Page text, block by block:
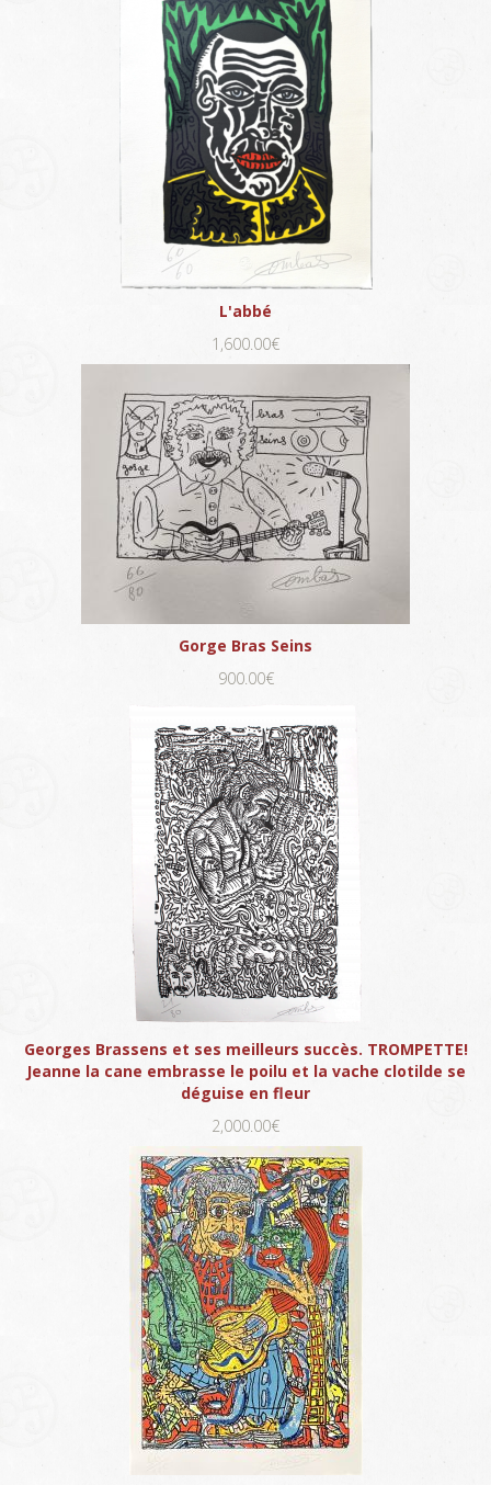
L'abbé
1,600.00€
Gorge Bras Seins
900.00€
Georges Brassens et ses meilleurs succès. TROMPETTE!
Jeanne la cane embrasse le poilu et la vache clotilde se
déguise en fleur
2,000.00€